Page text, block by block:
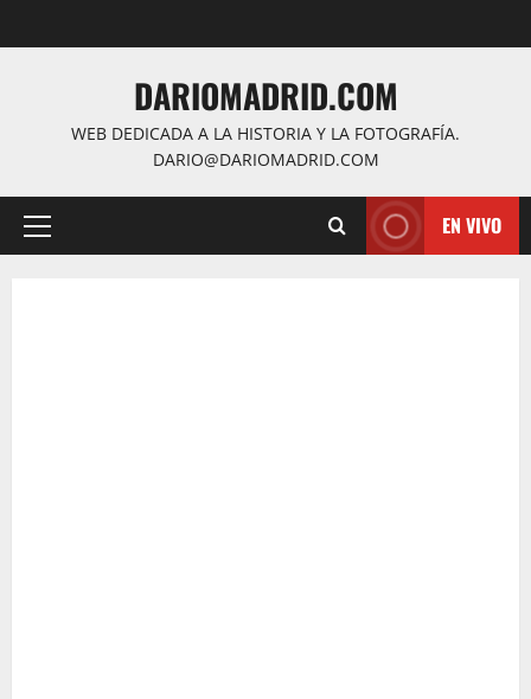
al
DARIOMADRID.COM
WEB DEDICADA A LA HISTORIA Y LA FOTOGRAFÍA.
DARIO@DARIOMADRID.COM
Menú
EN VIVO